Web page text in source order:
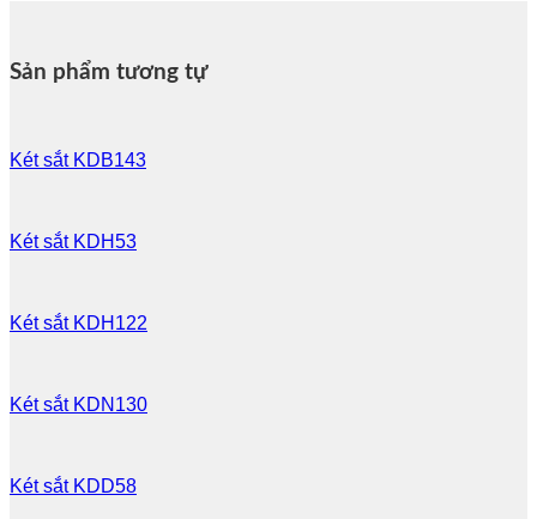
Sản phẩm tương tự
Két sắt KDB143
Két sắt KDH53
Két sắt KDH122
Két sắt KDN130
Két sắt KDD58